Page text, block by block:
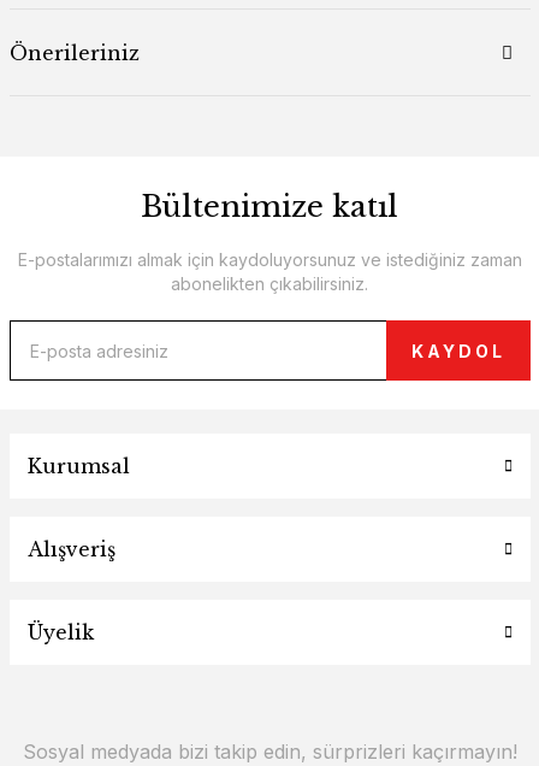
Önerileriniz
Bültenimize katıl
E-postalarımızı almak için kaydoluyorsunuz ve istediğiniz zaman
abonelikten çıkabilirsiniz.
KAYDOL
Kurumsal
Alışveriş
Üyelik
Sosyal medyada bizi takip edin, sürprizleri kaçırmayın!